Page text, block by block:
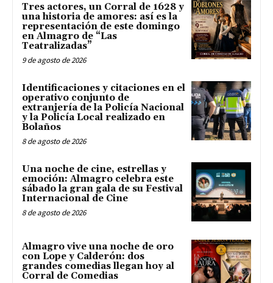
Tres actores, un Corral de 1628 y
una historia de amores: así es la
representación de este domingo
en Almagro de “Las
Teatralizadas”
9 de agosto de 2026
Identificaciones y citaciones en el
operativo conjunto de
extranjería de la Policía Nacional
y la Policía Local realizado en
Bolaños
8 de agosto de 2026
Una noche de cine, estrellas y
emoción: Almagro celebra este
sábado la gran gala de su Festival
Internacional de Cine
8 de agosto de 2026
Almagro vive una noche de oro
con Lope y Calderón: dos
grandes comedias llegan hoy al
Corral de Comedias